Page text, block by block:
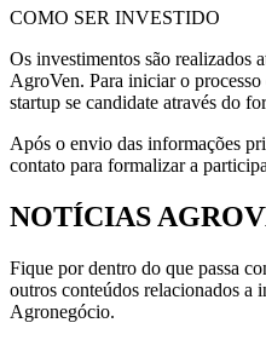
COMO SER INVESTIDO
Os investimentos são realizados
AgroVen. Para iniciar o processo
startup se candidate através do
Após o envio das informações
contato para formalizar a
NOTÍCIAS
Fique por dentro do que passa
outros conteúdos relacionados a
Agronegócio.